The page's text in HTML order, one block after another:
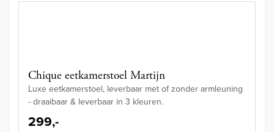
Chique eetkamerstoel Martijn
Luxe eetkamerstoel, leverbaar met of zonder armleuning
- draaibaar & leverbaar in 3 kleuren.
299,-